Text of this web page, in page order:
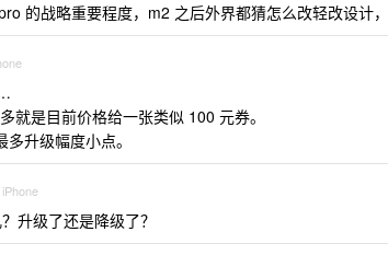
的战略重要程度，m2 之后外界都猜怎么改轻改设计，
就是目前价格给一张类似 100 元券。
升级幅度小点。
升级了还是降级了？